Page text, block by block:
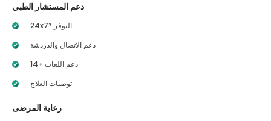
دعم المستشار الطبي
24x7* التوفر
دعم الاتصال والدردشة
14+ دعم اللغات
توصيات العلاج
رعاية المرضى